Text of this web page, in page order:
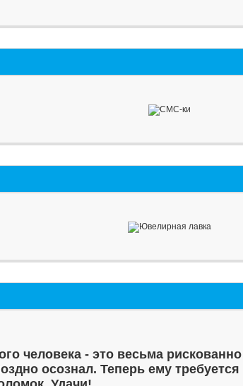
человека - это весьма рискованно
осознал. Теперь ему требуется